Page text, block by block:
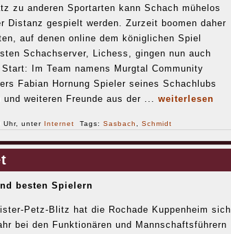
zu anderen Sportarten kann Schach mühelos
Distanz gespielt werden. Zurzeit boomen daher
auf denen online dem königlichen Spiel
Schachserver, Lichess, gingen nun auch
Im Team namens Murgtal Community
Fabian Hornung Spieler seines Schachlubs
weiteren Freunde aus der ... weiterlesen
Uhr, unter Internet Tags: Sasbach Schmidt
besten Spielern
Petz-Blitz hat die Rochade Kuppenheim sich
bei den Funktionären und Mannschaftsführern